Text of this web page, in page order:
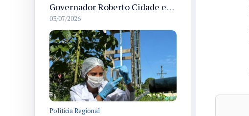
Governador Roberto Cidade entrega readequação do ambulatório da FCecon e amplia capacidade de atendimento oncológico em Manaus
03/07/2026
Políticia Regional